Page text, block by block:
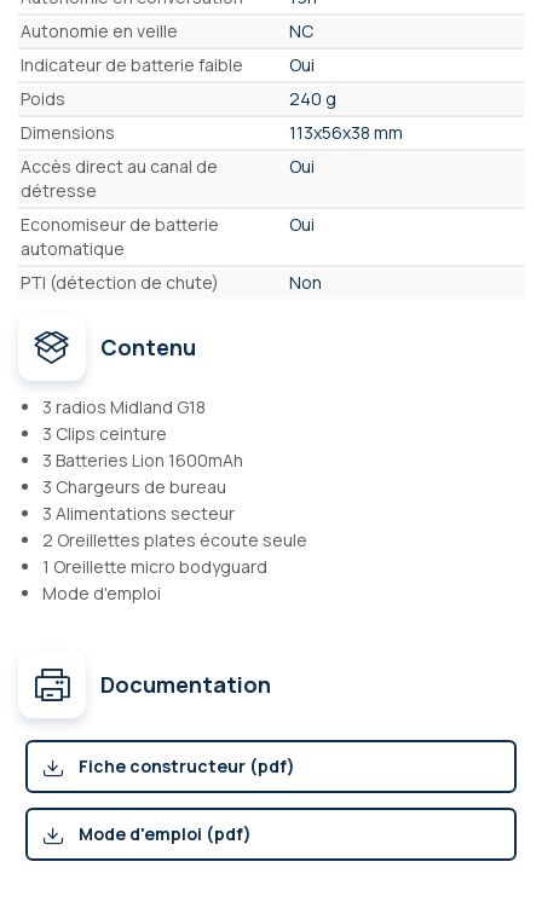
Autonomie en veille
NC
Indicateur de batterie faible
Oui
Poids
240 g
Dimensions
113x56x38 mm
Accès direct au canal de
détresse
Oui
Economiseur de batterie
automatique
Oui
PTI (détection de chute) Non
Contenu
3 radios Midland G18
3 Clips ceinture
3 Batteries Lion 1600mAh
3 Chargeurs de bureau
3 Alimentations secteur
2 Oreillettes plates écoute seule
1 Oreillette micro bodyguard
Mode d'emploi
Documentation
Fiche constructeur (pdf)
Mode d'emploi (pdf)